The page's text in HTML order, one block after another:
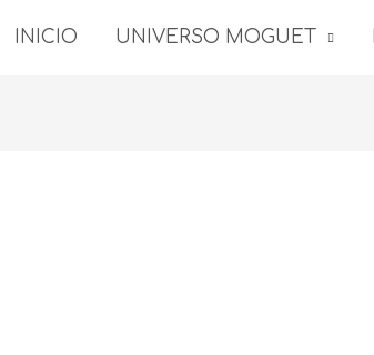
INICIO UNIVERSO MOGUET